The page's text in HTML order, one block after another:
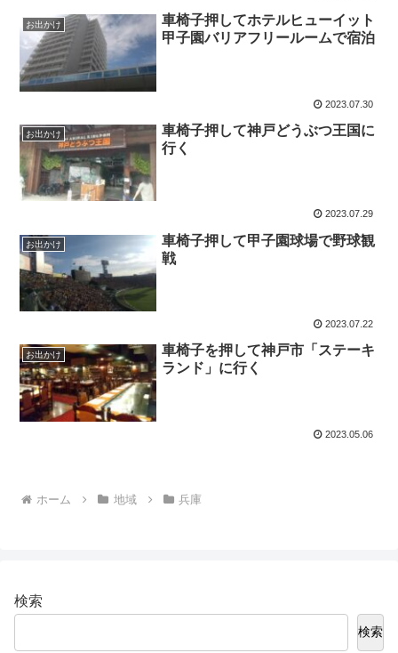
お出かけ
車椅子押してホテルヒューイット
甲子園バリアフリールームで宿泊
2023.07.30
お出かけ
車椅子押して神戸どうぶつ王国に
行く
2023.07.29
お出かけ
車椅子押して甲子園球場で野球観
戦
2023.07.22
お出かけ
車椅子を押して神戸市「ステーキ
ランド」に行く
2023.05.06
ホーム 地域 兵庫
検索
検索